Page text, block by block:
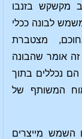
מקשקש בזנבו
לבונה ככלי
מצטברת
זה אומר שהבונה
נכללים בתוך
המשותף של
השמש מייצרים